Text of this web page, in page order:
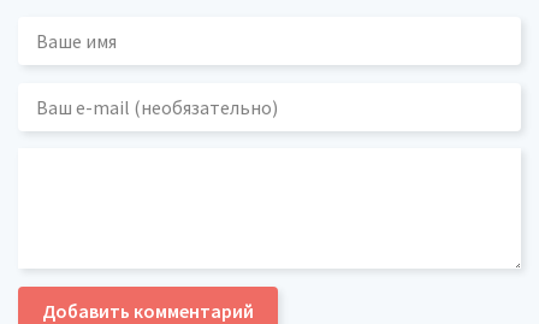
Добавить комментарий